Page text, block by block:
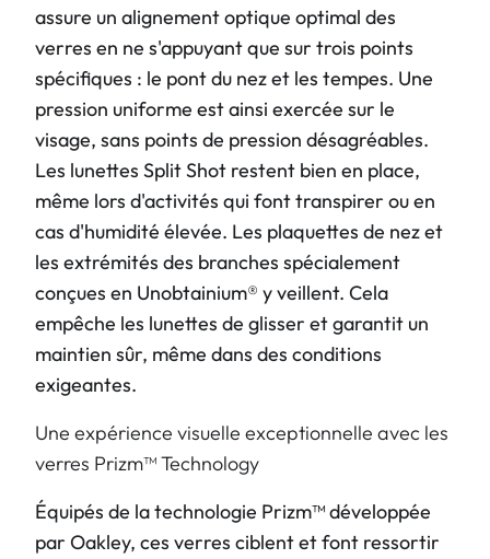
assure un alignement optique optimal des
verres en ne s'appuyant que sur trois points
spécifiques : le pont du nez et les tempes. Une
pression uniforme est ainsi exercée sur le
visage, sans points de pression désagréables.
Les lunettes Split Shot restent bien en place,
même lors d'activités qui font transpirer ou en
cas d'humidité élevée. Les plaquettes de nez et
les extrémités des branches spécialement
conçues en Unobtainium® y veillent. Cela
empêche les lunettes de glisser et garantit un
maintien sûr, même dans des conditions
exigeantes.
Une expérience visuelle exceptionnelle avec les
verres Prizm™ Technology
Équipés de la technologie Prizm™ développée
par Oakley, ces verres ciblent et font ressortir